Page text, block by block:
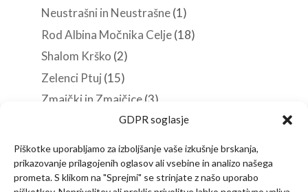
GDPR soglasje
Piškotke uporabljamo za izboljšanje vaše izkušnje brskanja,
prikazovanje prilagojenih oglasov ali vsebine in analizo našega
prometa. S klikom na "Sprejmi" se strinjate z našo uporabo
Neustrašni in Neustrašne(1)
Rod Albina Močnika Celje(18)
Shalom Krško (2)
Zelenci Ptuj (15)
Zmajčki in Zmajčice(3)
Stezosledci
Veščine in spretnosti(38)